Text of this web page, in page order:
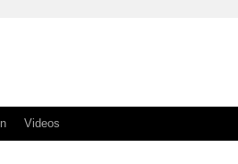
Videos